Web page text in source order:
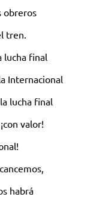
obreros
tren.
lucha final
Internacional
lucha final
valor!
habrá